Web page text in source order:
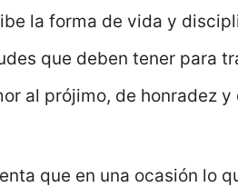
la forma de vida y
que deben tener para
al prójimo, de honradez y
que en una ocasión lo